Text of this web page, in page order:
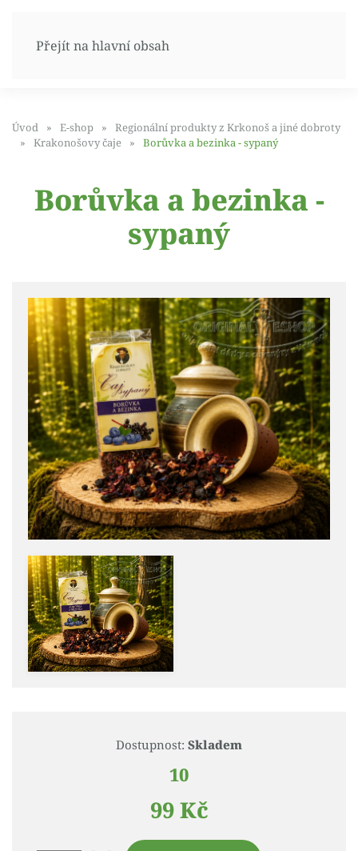
Přejít na hlavní obsah
Úvod E-shop
Regionální produkty z Krkonoš a jiné dobroty
Krakonošovy čaje
Borůvka a bezinka - sypaný
Borůvka a bezinka -
sypaný
Dostupnost: Skladem
10
99 Kč